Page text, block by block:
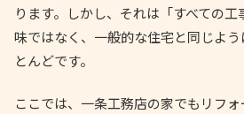
ります。しかし、それは「すべての
味ではなく、一般的な住宅と同じよ
とんどです。
ここでは、一条工務店の家でもリフ